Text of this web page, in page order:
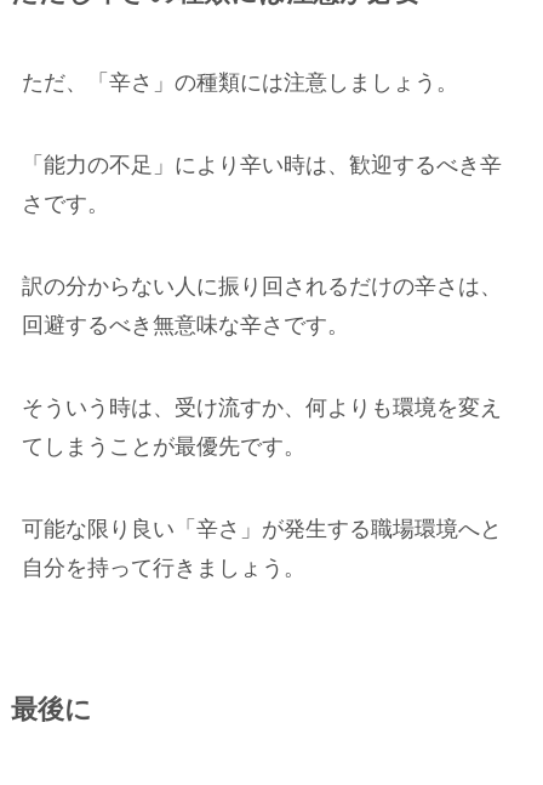
ただ、「辛さ」の種類には注意しましょう。
「能力の不足」により辛い時は、歓迎するべき辛
さです。
訳の分からない人に振り回されるだけの辛さは、
回避するべき無意味な辛さです。
そういう時は、受け流すか、何よりも環境を変え
てしまうことが最優先です。
可能な限り良い「辛さ」が発生する職場環境へと
自分を持って行きましょう。
最後に